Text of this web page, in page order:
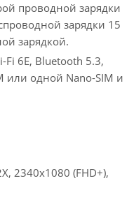
проводной зарядки
зарядки 15
зарядкой.
Fi 6E, Bluetooth 5.3,
или одной Nano-SIM и
2340x1080 (FHD+),